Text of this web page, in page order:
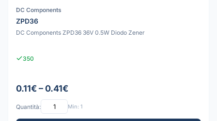
DC Components
ZPD36
DC Components ZPD36 36V 0.5W Diodo Zener
350
0.11€ – 0.41€
Quantità: Min: 1